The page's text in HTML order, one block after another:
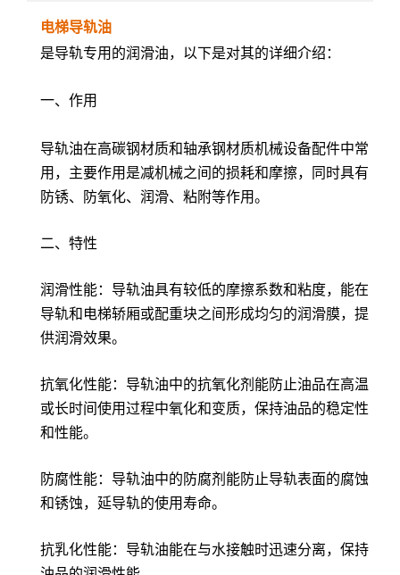
电梯导轨油
是导轨专用的润滑油，以下是对其的详细介绍：
一、作用
导轨油在高碳钢材质和轴承钢材质机械设备配件中常
用，主要作用是减机械之间的损耗和摩擦，同时具有
防锈、防氧化、润滑、粘附等作用。
二、特性
润滑性能：导轨油具有较低的摩擦系数和粘度，能在
导轨和电梯轿厢或配重块之间形成均匀的润滑膜，提
供润滑效果。
抗氧化性能：导轨油中的抗氧化剂能防止油品在高温
或长时间使用过程中氧化和变质，保持油品的稳定性
和性能。
防腐性能：导轨油中的防腐剂能防止导轨表面的腐蚀
和锈蚀，延导轨的使用寿命。
抗乳化性能：导轨油能在与水接触时迅速分离，保持